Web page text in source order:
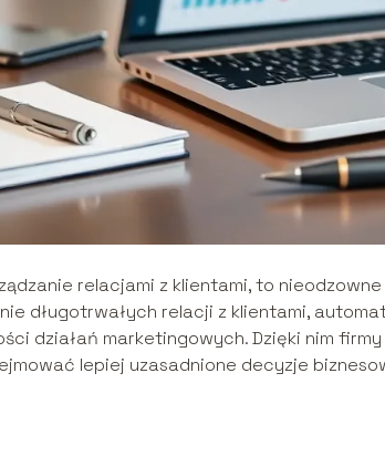
relacjami z klientami, to
długotrwałych relacji z klientami,
działań marketingowych. Dzięki nim
lepiej uzasadnione decyzje